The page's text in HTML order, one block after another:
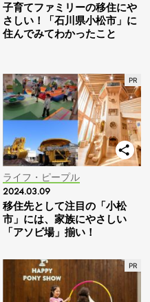
子育てファミリーの移住にや
さしい！「石川県小松市」に
住んでみてわかったこと
ライフ・ピープル
2024.03.09
移住先として注目の「小松
市」には、家族にやさしい
「アソビ場」揃い！